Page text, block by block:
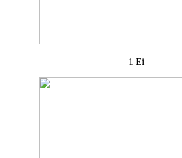
1 Ei